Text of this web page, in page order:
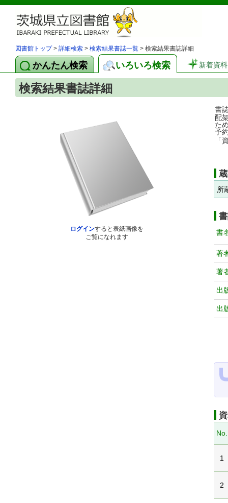
図書館トップ> 詳細検索 > 検索結果書誌一覧 > 検索結果書誌詳細
かんたん検索 いろいろ検索 新着資料
検索結果書誌詳細
ログインすると表紙画像を
ご覧になれます
書
配
た
予
「
所
書
著
著
出
出
No.
1
2